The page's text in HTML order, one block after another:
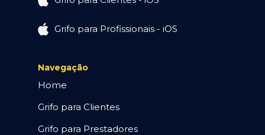
Grifo para Profissionais - iOS
Navegação
Home
Grifo para Clientes
Grifo para Prestadores